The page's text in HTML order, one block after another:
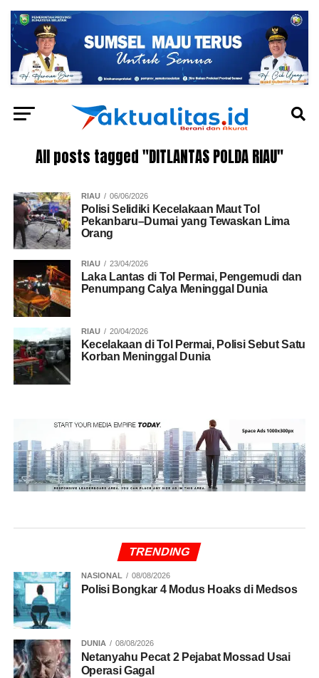
All posts tagged "DITLANTAS POLDA RIAU"
RIAU 06/06/2026
Polisi Selidiki Kecelakaan Maut Tol
Pekanbaru–Dumai yang Tewaskan Lima
Orang
RIAU 23/04/2026
Laka Lantas di Tol Permai, Pengemudi dan
Penumpang Calya Meninggal Dunia
RIAU 20/04/2026
Kecelakaan di Tol Permai, Polisi Sebut Satu
Korban Meninggal Dunia
TRENDING
NASIONAL 08/08/2026
Polisi Bongkar 4 Modus Hoaks di Medsos
DUNIA 08/08/2026
Netanyahu Pecat 2 Pejabat Mossad Usai
Operasi Gagal